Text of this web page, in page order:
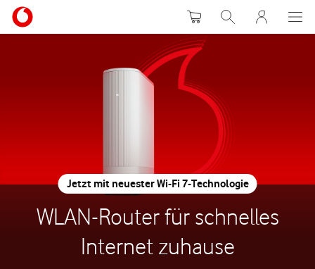
WarenkorbSuche MeinVodafone
Jetzt mit neuester Wi-Fi 7-Technologie
WLAN-Router für schnelles
Internet zuhause